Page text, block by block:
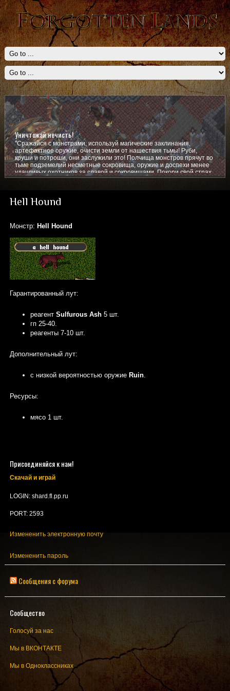
Уничтожай нечисть!
"Сражайся с монстрами, используй магические заклинания,
артефактное оружие, очисти земли от нашествия тьмы! Руби,
круши и потроши, они заслужили это! Полчища монстров прячут во
тьме подземелий несметные сокровища, оружие и доспехи менее
удачливых охотников за славой и сокровищами. Покори свой страх,
покажи им кто тут главный!
Hell Hound
Монстр: Hell Hound
Гарантированный лут:
реагент Sulfurous Ash5 шт.
гп 25-40.
реагенты 7-10 шт.
Дополнительный лут:
с низкой вероятностью оружие Ruin.
Ресурсы:
мясо 1 шт.
Присоединяйся к нам!
Скачай и играй
LOGIN: shard.fl.pp.ru
PORT: 2593
Измененить электронную почту
Измененить пароль
Сообщения с форума
Сообщество
Голосуй за нас
Мы в ВКОНТАКТЕ
Мы в Одноклассниках